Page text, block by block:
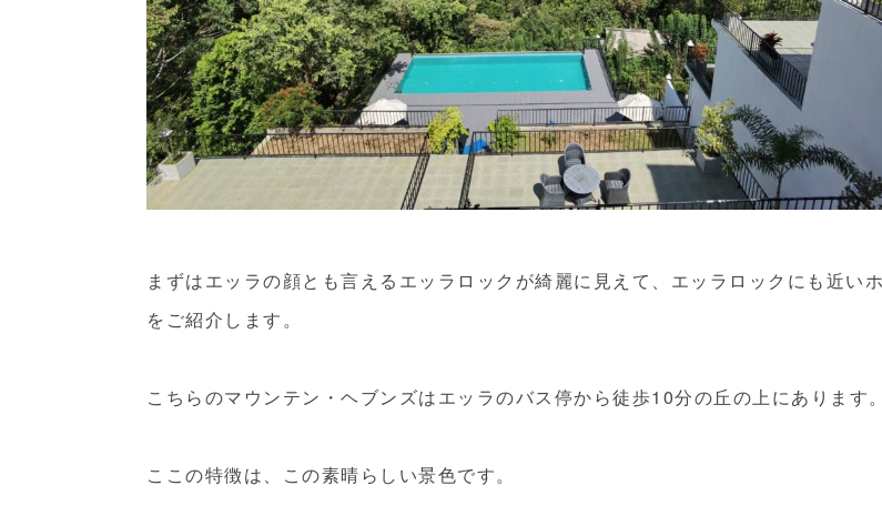
まずはエッラの顔とも言えるエッラロックが綺麗に見えて、エッラロックにも近い
をご紹介します。
こちらのマウンテン・ヘブンズはエッラのバス停から徒歩10分の丘の上にあります。
ここの特徴は、この素晴らしい景色です。